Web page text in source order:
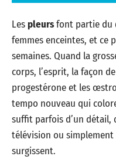
Lespleursfont partie du
femmes enceintes, et ce
semaines. Quand la
corps, l’esprit, la façon
progestérone et les
tempo nouveau qui
suffit parfois d’un détail,
télévision ou
surgissent.